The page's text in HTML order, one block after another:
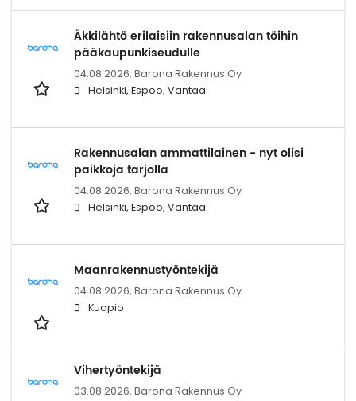
Äkkilähtö erilaisiin rakennusalan töihin
pääkaupunkiseudulle
04.08.2026, Barona Rakennus Oy
Helsinki, Espoo, Vantaa
Rakennusalan ammattilainen - nyt olisi
paikkoja tarjolla
04.08.2026, Barona Rakennus Oy
Helsinki, Espoo, Vantaa
Maanrakennustyöntekijä
04.08.2026, Barona Rakennus Oy
Kuopio
Vihertyöntekijä
03.08.2026, Barona Rakennus Oy